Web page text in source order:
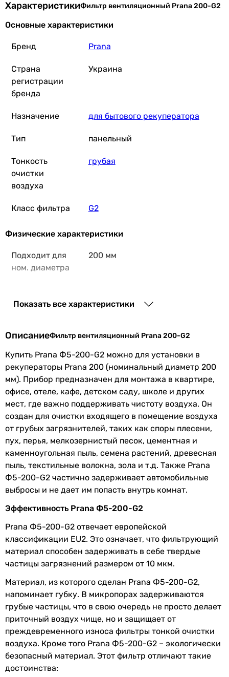
ХарактеристикиФильтр вентиляционный Prana 200-G2
Основные характеристики
Бренд Prana
Страна
регистрации
бренда
Украина
Назначение для бытового рекуператора
Тип панельный
Тонкость
очистки
воздуха
грубая
Класс фильтра G2
Физические характеристики
Подходит для
ном. диаметра
200 мм
Сообщите нам об этом!
Характеристики, комплектация и фотографии Prana 200-G2
носят ознакомительный характер и могут изменяться
производителем без уведомления. Магазин не несет
ответственности за изменения, внесенные
производителем.
Показать все характеристики
ОписаниеФильтр вентиляционный Prana 200-G2
Купить Prana Ф5-200-G2 можно для установки в
рекуператоры Prana 200 (номинальный диаметр 200
мм). Прибор предназначен для монтажа в квартире,
офисе, отеле, кафе, детском саду, школе и других
мест, где важно поддерживать чистоту воздуха. Он
создан для очистки входящего в помещение воздуха
от грубых загрязнителей, таких как споры плесени,
пух, перья, мелкозернистый песок, цементная и
каменноугольная пыль, семена растений, древесная
пыль, текстильные волокна, зола и т.д. Также Prana
Ф5-200-G2 частично задерживает автомобильные
выбросы и не дает им попасть внутрь комнат.
Эффективность Prana Ф5-200-G2
Prana Ф5-200-G2 отвечает европейской
классификации EU2. Это означает, что фильтрующий
материал способен задерживать в себе твердые
частицы загрязнений размером от 10 мкм.
Материал, из которого сделан Prana Ф5-200-G2,
напоминает губку. В микропорах задерживаются
грубые частицы, что в свою очередь не просто делает
приточный воздух чище, но и защищает от
преждевременного износа фильтры тонкой очистки
воздуха. Кроме того Prana Ф5-200-G2 – экологически
безопасный материал. Этот фильтр отличают такие
достоинства: